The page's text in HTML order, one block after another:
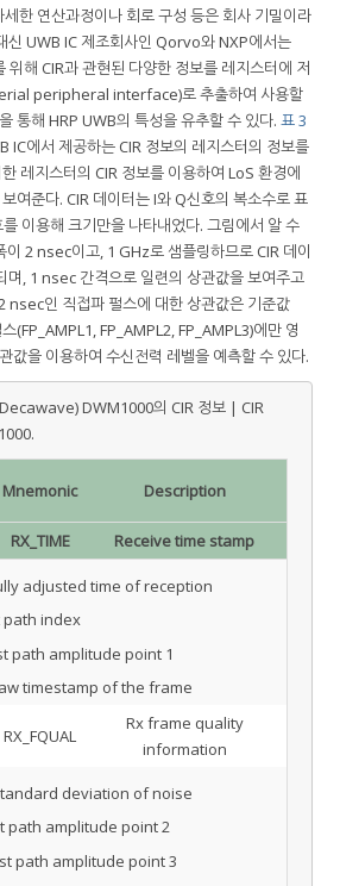
한 연산과정이나 회로 구성 등은 회사 기밀이라
신 UWB IC 제조회사인 Qorvo와 NXP에서는
위해 CIR과 관현된 다양한 정보를 레지스터에 저
peripheral interface)로 추출하여 사용할
통해 HRP UWB의 특성을 유추할 수 있다. 표 3
에서 제공하는 CIR 정보의 레지스터의 정보를
레지스터의 CIR 정보를 이용하여 LoS 환경에
여준다. CIR 데이터는 I와 Q신호의 복소수로 표
이용해 크기만을 나타내었다. 그림에서 알 수
이 2 nsec이고, 1 GHz로 샘플링하므로 CIR 데이
며, 1 nsec 간격으로 일련의 상관값을 보여주고
nsec인 직접파 펄스에 대한 상관값은 기준값
FP_AMPL2, FP_AMPL3)에만 영
값을 이용하여 수신전력 레벨을 예측할 수 있다.
DWM1000의 CIR 정보 | CIR
Mnemonic Description
RX_TIME Receive time stamp
adjusted time of reception
path index
path amplitude point 1
timestamp of the frame
RX_FQUAL
Rx frame quality
information
deviation of noise
path amplitude point 2
path amplitude point 3